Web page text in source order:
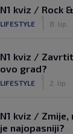
N1 kviz / Rock
LIFESTYLE 8. lip.
N1 kviz /
ovo grad?
LIFESTYLE 2. lip.
N1 kviz / Zmije,
je najopasniji?